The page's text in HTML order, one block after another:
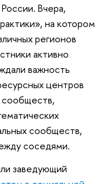
Вчера,
на котором
регионов
активно
важность
центров
сообществ,
сообществ,
соседями.
заведующий